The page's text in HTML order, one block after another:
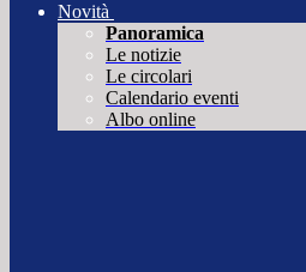
Novità
Panoramica
Le notizie
Le circolari
Calendario eventi
Albo online